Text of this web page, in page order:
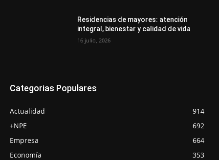
Residencias de mayores: atención
integral, bienestar y calidad de vida
16 julio, 2026
Categorias Populares
Actualidad
914
+NPE
692
Empresa
664
Economía
353